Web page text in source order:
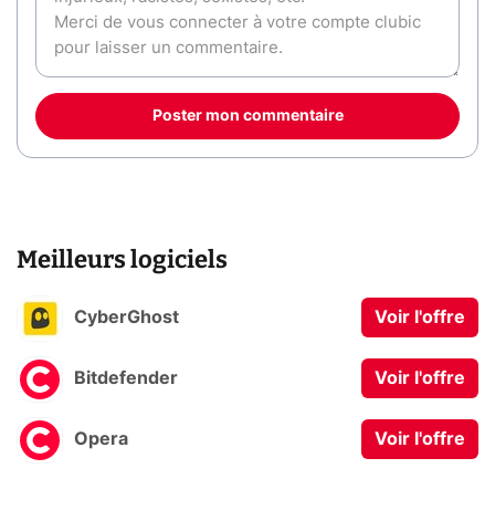
Poster mon commentaire
Meilleurs logiciels
CyberGhost Voir l'offre
Bitdefender Voir l'offre
Opera Voir l'offre